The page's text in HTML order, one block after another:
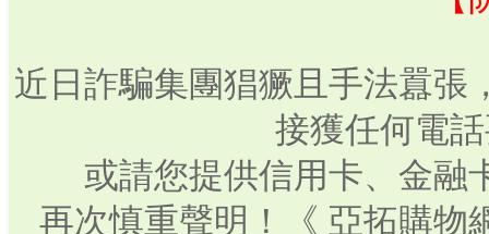
近日詐騙集團猖獗且手法囂張
接獲任何電
或請您提供信用卡、金融
再次慎重聲明！《 亞拓購物